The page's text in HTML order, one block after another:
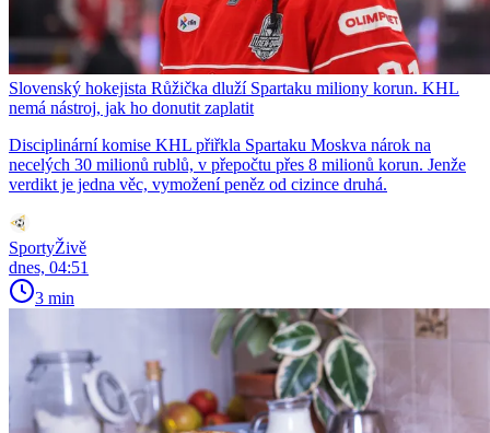
Slovenský hokejista Růžička dluží Spartaku miliony korun. KHL
nemá nástroj, jak ho donutit zaplatit
Disciplinární komise KHL přiřkla Spartaku Moskva nárok na
necelých 30 milionů rublů, v přepočtu přes 8 milionů korun. Jenže
verdikt je jedna věc, vymožení peněz od cizince druhá.
SportyŽivě
dnes, 04:51
3 min